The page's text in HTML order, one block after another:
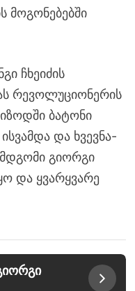
მოგონებებში
ჩხეიძის
რევოლუციონერის
ბატონი
და ხვევნა-
მდგომი გიორგი
და ყვარყვარე